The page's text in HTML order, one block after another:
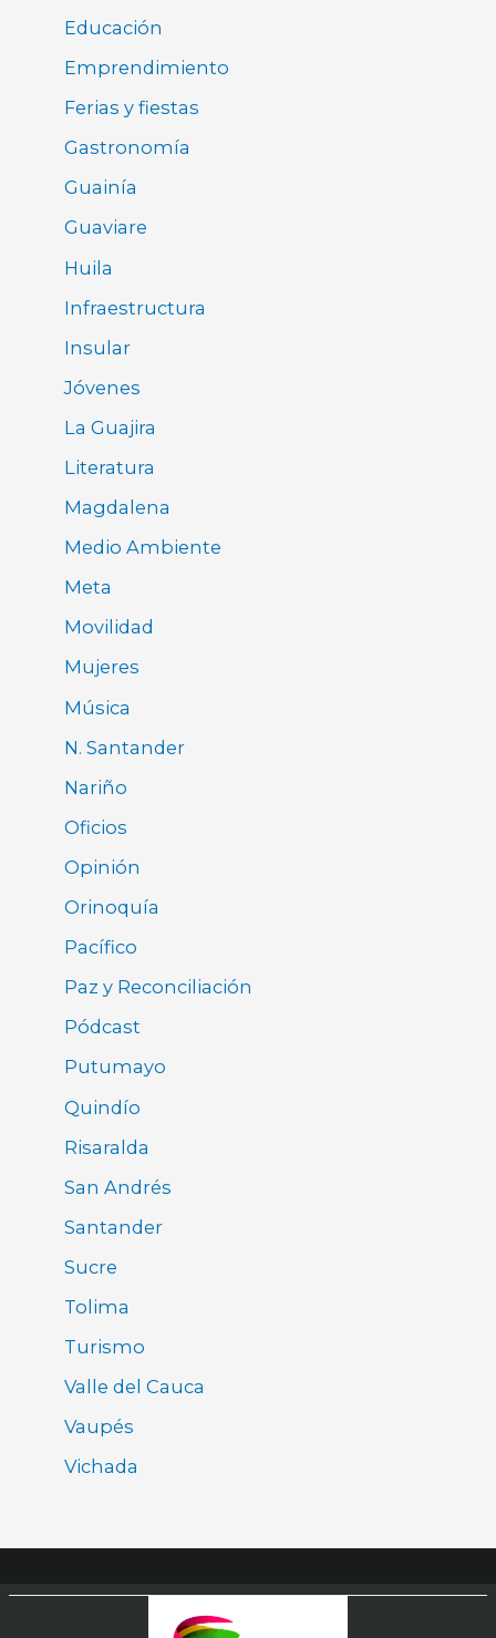
Educación
Emprendimiento
Ferias y fiestas
Gastronomía
Guainía
Guaviare
Huila
Infraestructura
Insular
Jóvenes
La Guajira
Literatura
Magdalena
Medio Ambiente
Meta
Movilidad
Mujeres
Música
N. Santander
Nariño
Oficios
Opinión
Orinoquía
Pacífico
Paz y Reconciliación
Pódcast
Putumayo
Quindío
Risaralda
San Andrés
Santander
Sucre
Tolima
Turismo
Valle del Cauca
Vaupés
Vichada